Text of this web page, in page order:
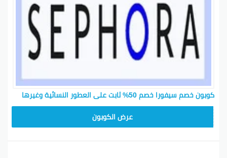
كوبون خصم سيفورا خصم 50% ثابت على العطور النسائية وغيرها
عرض الكوبون